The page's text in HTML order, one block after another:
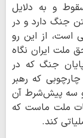
و به دلایل
جنگ دارد و در
است، از این رو
ملت ایران نگاه
پایان جنگ که در
که رهبر
و سه پیش‌شرط آن
ملت ماست که
کند.